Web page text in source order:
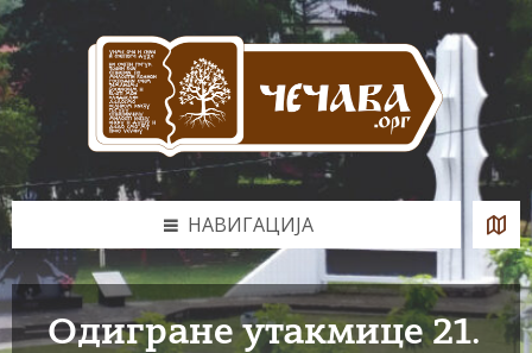
Skip
to
content
Skip
to
left
sidebar
Skip
to
footer
НАВИГАЦИЈА
Одигране утакмице 21.